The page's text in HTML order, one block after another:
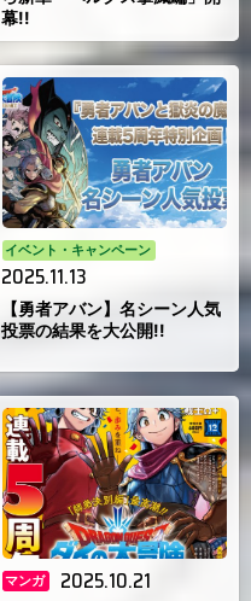
幕!!
イベント・キャンペーン
2025.11.13
【勇者アバン】名シーン人気
投票の結果を大公開!!
マンガ 2025.10.21